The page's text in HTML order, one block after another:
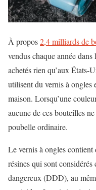
À propos2,4 milliards de
vendus chaque année
achetés rien qu’aux
utilisent du vernis à ongles
maison. Lorsqu’une
aucune de ces bouteilles
poubelle ordinaire.
Le vernis à ongles contient
résines qui sont considérés
dangereux (DDD), au